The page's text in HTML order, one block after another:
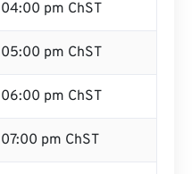
04:00 pm ChST
05:00 pm ChST
06:00 pm ChST
07:00 pm ChST